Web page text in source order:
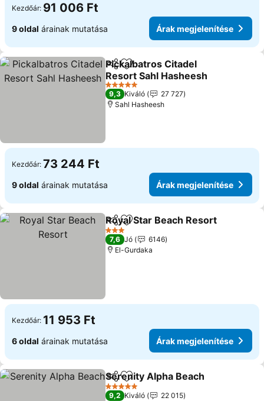
Kezdőár: 91 006 Ft
9 oldal árainak mutatása Árak megjelenítése
Megosztás
Hozzáadás a kedvencekhez
Pickalbatros Citadel
Resort Sahl Hasheesh
5 Kategória
9,3 Kiváló
27 727
Sahl Hasheesh
Kezdőár: 73 244 Ft
9 oldal árainak mutatása Árak megjelenítése
Megosztás
Hozzáadás a kedvencekhez
Royal Star Beach Resort
3 Kategória
7,6 Jó
6146
El-Gurdaka
Kezdőár: 11 953 Ft
6 oldal árainak mutatása Árak megjelenítése
Megosztás
Hozzáadás a kedvencekhez
Serenity Alpha Beach
5 Kategória
9,2 Kiváló
22 015